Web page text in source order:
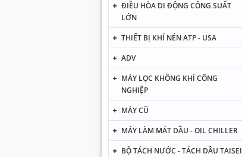
ĐIỀU HÒA DI ĐỘNG CÔNG SUẤT
LỚN
THIẾT BỊ KHÍ NÉN ATP - USA
ADV
MÁY LỌC KHÔNG KHÍ CÔNG
NGHIỆP
MÁY CŨ
MÁY LÀM MÁT DẦU - OIL CHILLER
BỘ TÁCH NƯỚC - TÁCH DẦU TAISEI